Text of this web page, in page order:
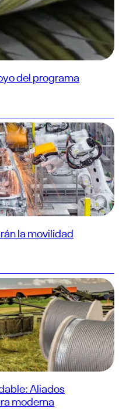
del programa
la movilidad
Aliados
moderna